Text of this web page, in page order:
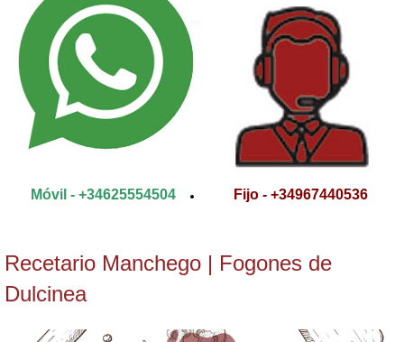
Móvil - +34625554504 Fijo - +34967440536
Recetario Manchego | Fogones de
Dulcinea